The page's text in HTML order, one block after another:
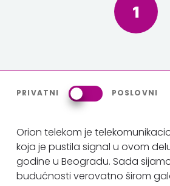
1
PRIVATNI POSLOVNI
Orion telekom je
koja je pustila signal u ovom
godine u Beogradu. Sada
budućnosti verovatno širom